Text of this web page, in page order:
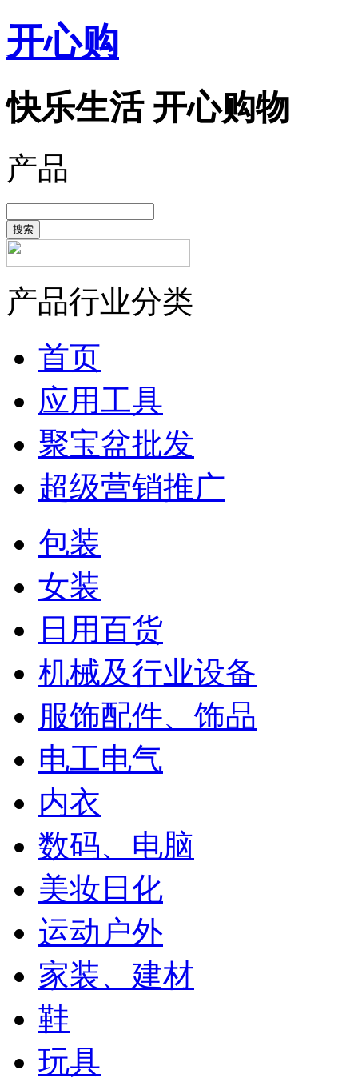
开心购
快乐生活 开心购物
产品
搜索
产品行业分类
首页
应用工具
聚宝盆批发
超级营销推广
包装
女装
日用百货
机械及行业设备
服饰配件、饰品
电工电气
内衣
数码、电脑
美妆日化
运动户外
家装、建材
鞋
玩具